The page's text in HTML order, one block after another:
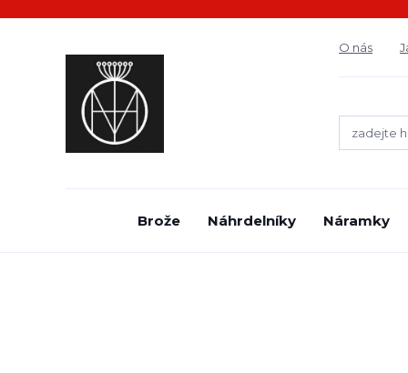
O nás
Brože Náhrdelníky Náramky